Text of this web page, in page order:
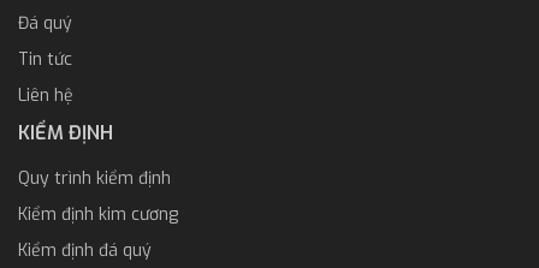
Đá quý
Tin tức
Liên hệ
KIỂM ĐỊNH
Quy trình kiểm định
Kiểm định kim cương
Kiểm định đá quý